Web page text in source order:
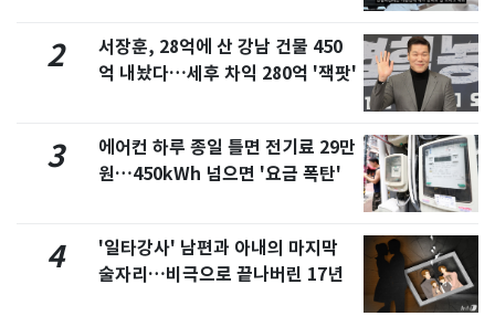
2
서장훈, 28억에 산 강남 건물 450
억 내놨다…세후 차익 280억 '잭팟'
3
에어컨 하루 종일 틀면 전기료 29만
원…450kWh 넘으면 '요금 폭탄'
4
'일타강사' 남편과 아내의 마지막
술자리…비극으로 끝나버린 17년